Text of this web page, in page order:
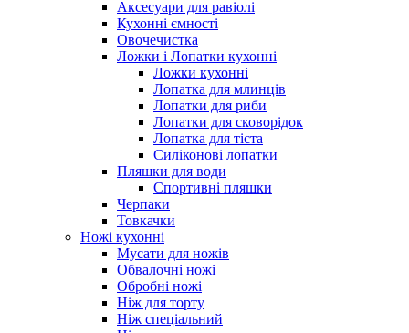
Аксесуари для равіолі
Кухонні ємності
Овочечистка
Ложки і Лопатки кухонні
Ложки кухонні
Лопатка для млинців
Лопатки для риби
Лопатки для сковорідок
Лопатка для тіста
Силіконові лопатки
Пляшки для води
Спортивні пляшки
Черпаки
Товкачки
Ножі кухонні
Мусати для ножів
Обвалочні ножі
Обробні ножі
Ніж для торту
Ніж спеціальний